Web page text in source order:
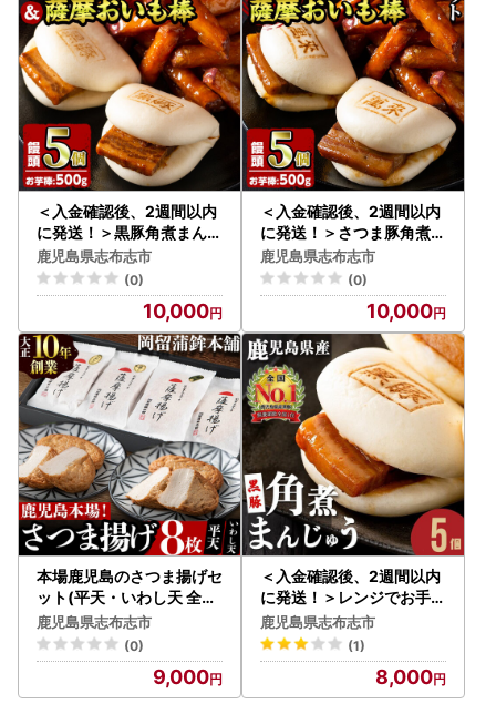
＜入金確認後、2週間以内
に発送！＞黒豚角煮まんじ
ゅう(5個)・薩摩おいも棒(
計500g)セット a0-346-
2w
鹿児島県志布志市
(0)
10,000
＜入金確認後、2週間以内
に発送！＞さつま豚角煮ま
んじゅう(5個)・薩摩おい
も棒(計500g)セット a0-
347-2w
鹿児島県志布志市
(0)
10,000
本場鹿児島のさつま揚げセ
ット(平天・いわし天 全2
種 計8枚) p9-020
鹿児島県志布志市
(0)
9,000
＜入金確認後、2週間以内
に発送！＞レンジでお手軽
！黒豚角煮まんじゅう 5個
豚肉 黒豚 国産 九州産 角煮
饅頭 肉まん 中華まん パン
おやつ おつまみ 惣菜 おか
ず ランキング 人気 p8-15
鹿児島県志布志市
(1)
8,000